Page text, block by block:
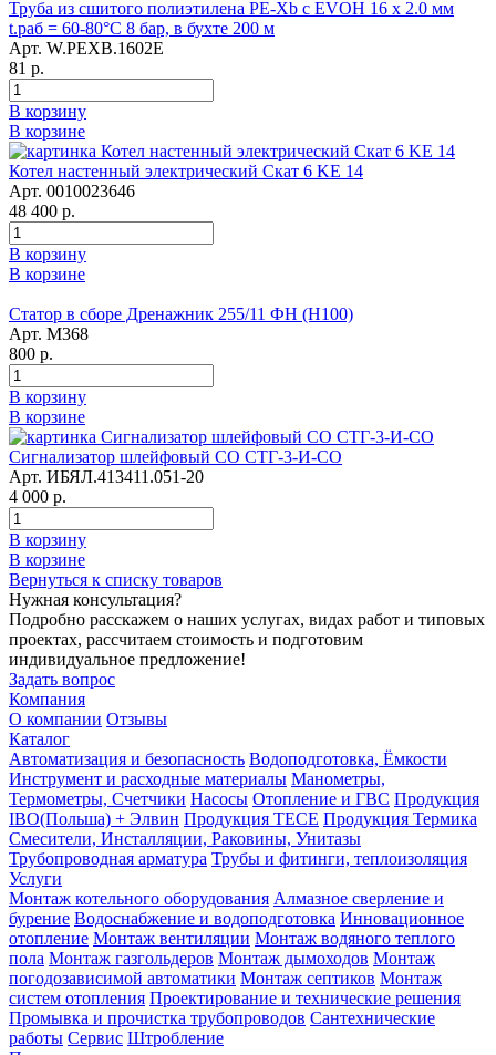
Труба из сшитого полиэтилена PE-Xb с EVOH 16 x 2.0 мм
t.раб = 60-80°C 8 бар, в бухте 200 м
Арт. W.PEXB.1602E
81 р.
В корзину
В корзине
Котел настенный электрический Скат 6 KE 14
Арт. 0010023646
48 400 р.
В корзину
В корзине
Статор в сборе Дренажник 255/11 ФН (Н100)
Арт. М368
800 р.
В корзину
В корзине
Сигнализатор шлейфовый СО СТГ-3-И-СО
Арт. ИБЯЛ.413411.051-20
4 000 р.
В корзину
В корзине
Вернуться к списку товаров
Нужная консультация?
Подробно расскажем о наших услугах, видах работ и типовых
проектах, рассчитаем стоимость и подготовим
индивидуальное предложение!
Задать вопрос
Компания
О компании Отзывы
Каталог
Автоматизация и безопасность Водоподготовка, Ёмкости
Инструмент и расходные материалы Манометры,
Термометры, Счетчики Насосы Отопление и ГВС Продукция
IBO(Польша) + Элвин Продукция TECE Продукция Термика
Смесители, Инсталляции, Раковины, Унитазы
Трубопроводная арматура Трубы и фитинги, теплоизоляция
Услуги
Монтаж котельного оборудования Алмазное сверление и
бурение Водоснабжение и водоподготовка Инновационное
отопление Монтаж вентиляции Монтаж водяного теплого
пола Монтаж газгольдеров Монтаж дымоходов Монтаж
погодозависимой автоматики Монтаж септиков Монтаж
систем отопления Проектирование и технические решения
Промывка и прочистка трубопроводов Сантехнические
работы Сервис Штробление